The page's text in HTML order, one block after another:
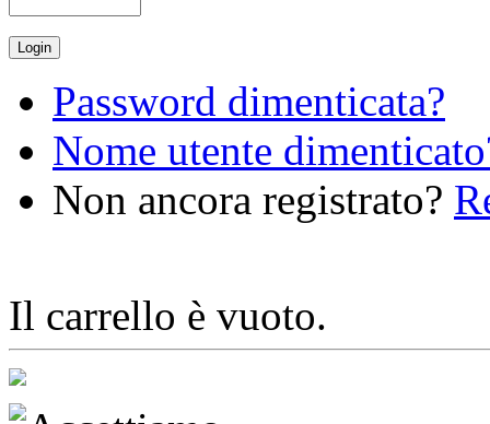
Password dimenticata?
Nome utente
Non ancora registrato?
Il carrello è vuoto.